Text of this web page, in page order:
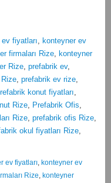
fiyatları, konteyner ev
firmaları Rize, konteyner
Rize, prefabrik ev,
, prefabrik ev rize,
konut fiyatları,
Rize, Prefabrik Ofis,
Rize, prefabrik ofis Rize,
okul fiyatları Rize,
ev fiyatları, konteyner ev
Rize, konteyner